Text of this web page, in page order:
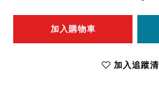
加入購物車
加入追蹤